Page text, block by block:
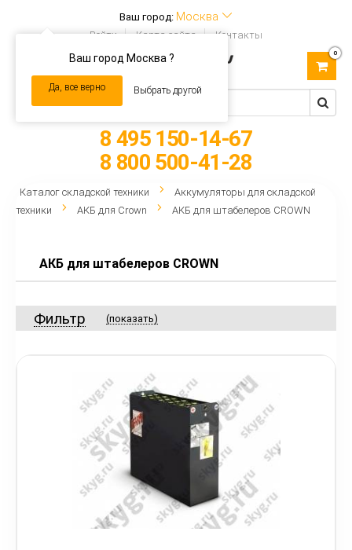
Ваш город: Москва
Ваш город Москва ?
Да, все верно Выбрать другой
Войти Карта сайта Контакты
navigation
0
8 495 150-14-67
8 800 500-41-28
Каталог складской техники
Аккумуляторы для складской
техники
АКБ для Crown АКБ для штабелеров CROWN
АКБ для штабелеров CROWN
Фильтр (показать)